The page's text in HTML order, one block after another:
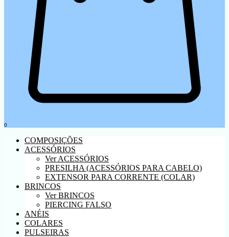
0
COMPOSIÇÕES
ACESSÓRIOS
Ver ACESSÓRIOS
PRESILHA (ACESSÓRIOS PARA CABELO)
EXTENSOR PARA CORRENTE (COLAR)
BRINCOS
Ver BRINCOS
PIERCING FALSO
ANÉIS
COLARES
PULSEIRAS